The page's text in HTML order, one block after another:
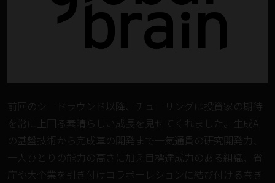
前回のシードラウンド以降、チューリングは投資家の期待
を常に上回る素晴らしい成長を見せてくれました。生成AI
の基盤技術から完成車の開発まで一気通貫の研究開発力、
一人ひとりの能力の高さに加え目標達成力のある組織、省
庁や大企業を引き付けコラボーレションに結び付ける巻き